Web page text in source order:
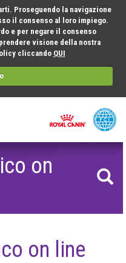
Proseguendo la navigazione
il consenso al loro impiego.
e per negare il consenso
visione della nostra
cliccando QUI
on
on line